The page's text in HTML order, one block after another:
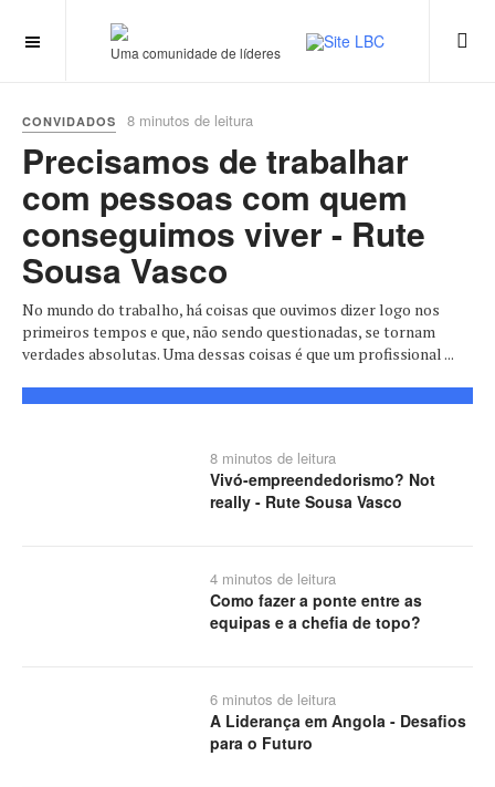
Uma comunidade de líderes
CONVIDADOS 8 minutos de leitura
Precisamos de trabalhar
com pessoas com quem
conseguimos viver - Rute
Sousa Vasco
No mundo do trabalho, há coisas que ouvimos dizer logo nos
primeiros tempos e que, não sendo questionadas, se tornam
verdades absolutas. Uma dessas coisas é que um profissional ...
8 minutos de leitura
Vivó-empreendedorismo? Not
really - Rute Sousa Vasco
4 minutos de leitura
Como fazer a ponte entre as
equipas e a chefia de topo?
6 minutos de leitura
A Liderança em Angola - Desafios
para o Futuro